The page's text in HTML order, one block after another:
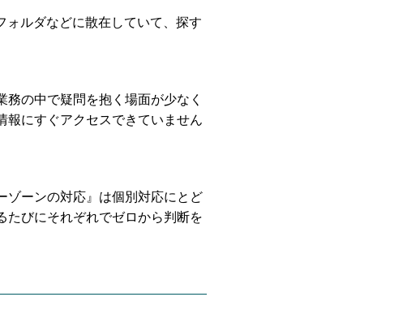
ォルダなどに散在していて、探す
の中で疑問を抱く場面が少なく
報にすぐアクセスできていません
ゾーンの対応』は個別対応にとど
たびにそれぞれでゼロから判断を